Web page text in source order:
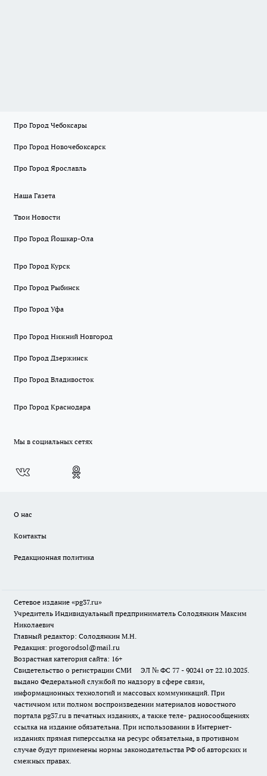
Про Город Чебоксары
Про Город Новочебоксарск
Про Город Ярославль
Наша Газета
Твои Новости
Про Город Йошкар-Ола
Про Город Курск
Про Город Рыбинск
Про Город Уфа
Про Город Нижний Новгород
Про Город Дзержинск
Про Город Владивосток
Про Город Краснодара
Мы в социальных сетях
О нас
Контакты
Редакционная политика
Сетевое издание «pg37.ru»
Учредитель Индивидуальный предприниматель Солодянкин Максим
Николаевич
Главный редактор: Солодянкин М.Н.
Редакция: progorodsol@mail.ru
Возрастная категория сайта: 16+
Свидетельство о регистрации СМИ ЭЛ № ФС 77 - 90241 от 22.10.2025.
выдано Федеральной службой по надзору в сфере связи,
информационных технологий и массовых коммуникаций. При
частичном или полном воспроизведении материалов новостного
портала pg37.ru в печатных изданиях, а также теле- радиосообщениях
ссылка на издание обязательна. При использовании в Интернет-
изданиях прямая гиперссылка на ресурс обязательна, в противном
случае будут применены нормы законодательства РФ об авторских и
смежных правах.